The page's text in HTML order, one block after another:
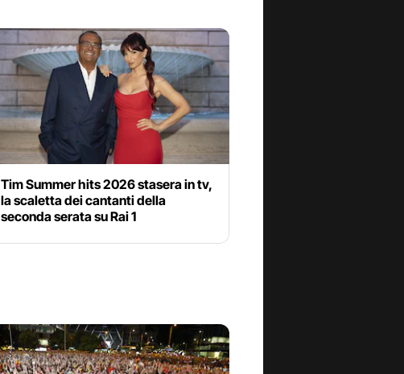
Tim Summer hits 2026 stasera in tv,
la scaletta dei cantanti della
seconda serata su Rai 1